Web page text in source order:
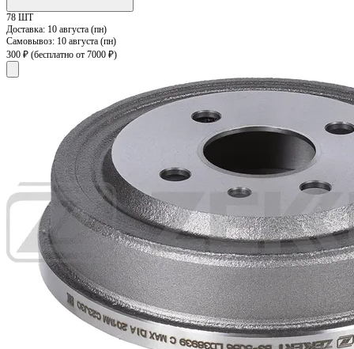
78 ШТ
Доставка: 10 августа (пн)
Самовывоз: 10 августа (пн)
300 ₽ (бесплатно от 7000 ₽)